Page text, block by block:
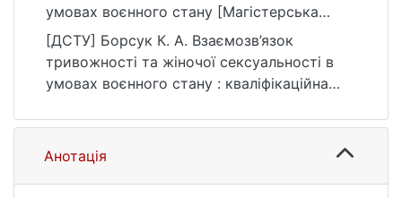
умовах воєнного стану [Магістерська
робота, Київський національний
університет імені Тараса Шевченка].
eKNUTSHIR.
https://ir.library.knu.ua/handle/123456789/43
40
[ДСТУ] Борсук К. А. Взаємозв’язок
тривожності та жіночої сексуальності в
умовах воєнного стану : кваліфікаційна
поведінкові науки. Київ, 2023. 93 с. URL:
https://ir.library.knu.ua/handle/123456789/43
40 (дата звернення: 25.07.2026).
Анотація